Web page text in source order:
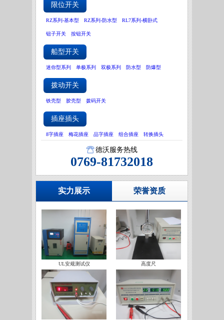
限位开关
RZ系列-基本型 RZ系列-防水型 RL7系列-横卧式
钮子开关 按钮开关
船型开关
迷你型系列 单极系列 双极系列 防水型 防爆型
拨动开关
铁壳型 胶壳型 拨码开关
插座插头
8字插座 梅花插座 品字插座 组合插座 转换插头
德沃服务热线
0769-81732018
实力展示 荣誉资质
UL安规测试仪 高度尺